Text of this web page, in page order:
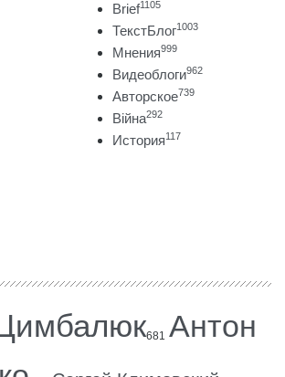
Brief1105
ТекстБлог1003
Мнения999
Видеоблоги962
Авторское739
Війна292
История117
681 Антон